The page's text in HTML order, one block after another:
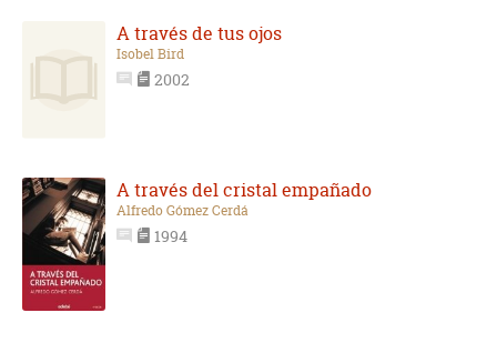
A través de tus ojos
Isobel Bird
2002
A través del cristal empañado
Alfredo Gómez Cerdá
1994